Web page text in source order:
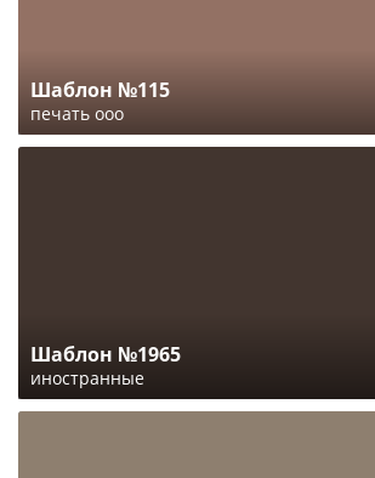
Шаблон №115
печать ооо
Шаблон №1965
иностранные